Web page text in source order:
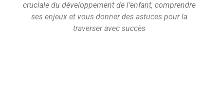
cruciale du développement de l’enfant, comprendre
ses enjeux et vous donner des astuces pour la
traverser avec succès